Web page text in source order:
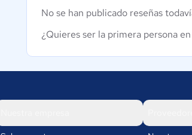
No se han publicado reseñas
¿Quieres ser la primera persona